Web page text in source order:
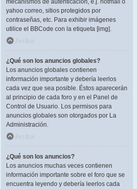
mecanismos de autenticación, e.j. hotmail o
yahoo correo, sitios protegidos por
contraseñas, etc. Para exhibir imágenes
utilice el BBCode con la etiqueta [img].
Arriba
¿Qué son los anuncios globales?
Los anuncios globales contienen
información importante y debería leerlos
cada vez que sea posible. Éstos aparecerán
al principio de cada foro y en el Panel de
Control de Usuario. Los permisos para
anuncios globales son otorgados por La
Administración.
Arriba
¿Qué son los anuncios?
Los anuncios muchas veces contienen
información importante sobre el foro que se
encuentra leyendo y debería leerlos cada